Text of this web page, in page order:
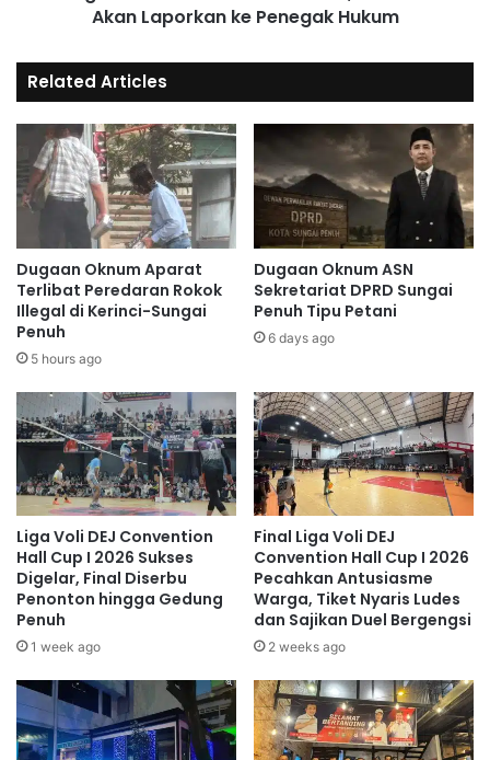
Akan Laporkan ke Penegak Hukum
Related Articles
Dugaan Oknum Aparat
Terlibat Peredaran Rokok
Illegal di Kerinci-Sungai
Penuh
5 hours ago
Dugaan Oknum ASN
Sekretariat DPRD Sungai
Penuh Tipu Petani
6 days ago
Liga Voli DEJ Convention
Hall Cup I 2026 Sukses
Digelar, Final Diserbu
Penonton hingga Gedung
Penuh
1 week ago
Final Liga Voli DEJ
Convention Hall Cup I 2026
Pecahkan Antusiasme
Warga, Tiket Nyaris Ludes
dan Sajikan Duel Bergengsi
2 weeks ago